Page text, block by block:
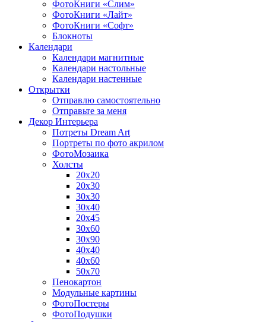
ФотоКниги «Слим»
ФотоКниги «Лайт»
ФотоКниги «Софт»
Блокноты
Календари
Календари магнитные
Календари настольные
Календари настенные
Открытки
Отправлю самостоятельно
Отправьте за меня
Декор Интерьера
Потреты Dream Art
Портреты по фото акрилом
ФотоМозаика
Холсты
20х20
20х30
30х30
30х40
20х45
30х60
30х90
40х40
40х60
50х70
Пенокартон
Модульные картины
ФотоПостеры
ФотоПодушки